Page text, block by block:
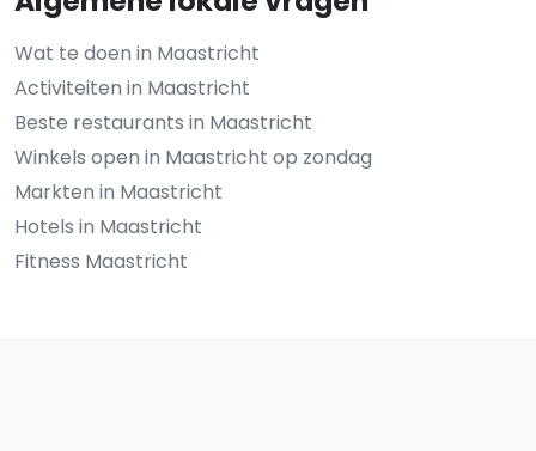
Wat te doen in Maastricht
Activiteiten in Maastricht
Beste restaurants in Maastricht
Winkels open in Maastricht op zondag
Markten in Maastricht
Hotels in Maastricht
Fitness Maastricht